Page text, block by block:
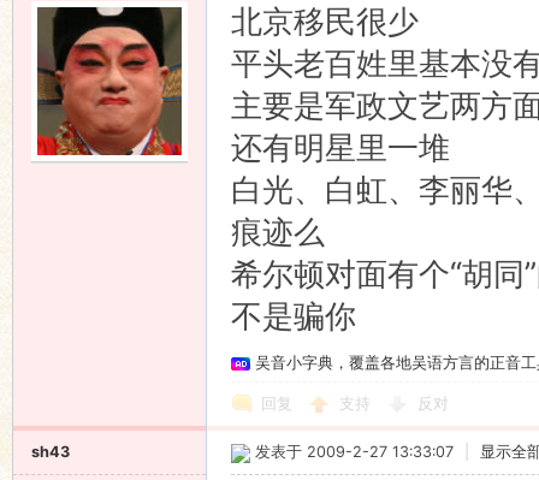
北京移民很少
平头老百姓里基本没
主要是军政文艺两方
还有明星里一堆
白光、白虹、李丽华
痕迹么
希尔顿对面有个“胡同
不是骗你
吴音小字典，覆盖各地吴语方言的正音
回复 支持 反对
sh43 发表于 2009-2-27 13:33:07 显示全